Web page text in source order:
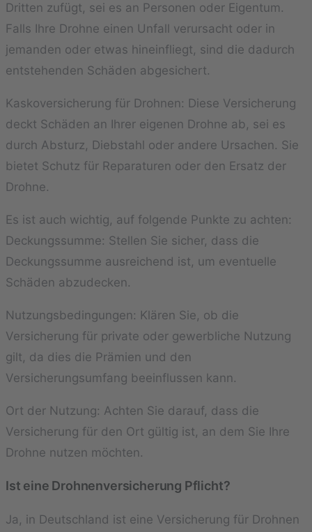
Dritten zufügt, sei es an Personen oder Eigentum.
Falls Ihre Drohne einen Unfall verursacht oder in
jemanden oder etwas hineinfliegt, sind die dadurch
entstehenden Schäden abgesichert.
Kaskoversicherung für Drohnen: Diese Versicherung
deckt Schäden an Ihrer eigenen Drohne ab, sei es
durch Absturz, Diebstahl oder andere Ursachen. Sie
bietet Schutz für Reparaturen oder den Ersatz der
Drohne.
Es ist auch wichtig, auf folgende Punkte zu achten:
Deckungssumme: Stellen Sie sicher, dass die
Deckungssumme ausreichend ist, um eventuelle
Schäden abzudecken.
Nutzungsbedingungen: Klären Sie, ob die
Versicherung für private oder gewerbliche Nutzung
gilt, da dies die Prämien und den
Versicherungsumfang beeinflussen kann.
Ort der Nutzung: Achten Sie darauf, dass die
Versicherung für den Ort gültig ist, an dem Sie Ihre
Drohne nutzen möchten.
Ist eine Drohnenversicherung Pflicht?
Ja, in Deutschland ist eine Versicherung für Drohnen